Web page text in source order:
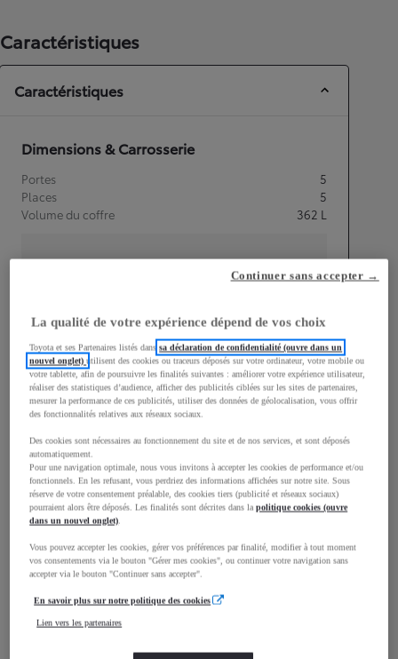
Caractéristiques
Caractéristiques
Dimensions & Carrosserie
Portes
5
Places
5
Volume du coffre
362 L
Longueur
4 069mm
Hauteur
1 484
mm
Consommation mixte
La qualité de votre expérience dépend de vos choix
Toyota et ses Partenaires listés danssa déclaration de confidentialité (ouvre dans un
nouvel onglet)utilisent des cookies ou traceurs déposés sur votre ordinateur, votre mobile ou
votre tablette, afin de poursuivre les finalités suivantes : améliorer votre expérience utilisateur,
réaliser des statistiques d’audience, afficher des publicités ciblées sur les sites de partenaires,
mesurer la performance de ces publicités, utiliser des données de géolocalisation, vous offrir
des fonctionnalités relatives aux réseaux sociaux.
Des cookies sont nécessaires au fonctionnement du site et de nos services, et sont déposés
automatiquement.
Pour une navigation optimale, nous vous invitons à accepter les cookies de performance et/ou
fonctionnels. En les refusant, vous perdriez des informations affichées sur notre site. Sous
réserve de votre consentement préalable, des cookies tiers (publicité et réseaux sociaux)
pourraient alors être déposés. Les finalités sont décrites dans lapolitique cookies (ouvre
dans un nouvel onglet).
Vous pouvez accepter les cookies, gérer vos préférences par finalité, modifier à tout moment
vos consentements via le bouton "Gérer mes cookies", ou continuer votre navigation sans
accepter via le bouton "Continuer sans accepter".
En savoir plus sur notre politique des cookies
Lien vers les partenaires
Continuer sans accepter →